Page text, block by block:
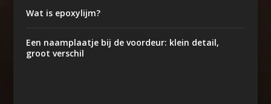
Wat is epoxylijm?
Een naamplaatje bij de voordeur: klein detail,
groot verschil